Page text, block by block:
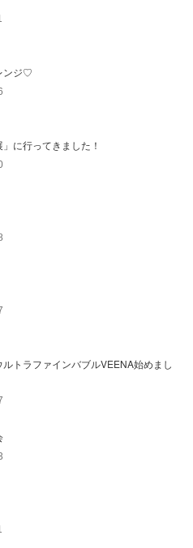
ンジ♡
」に行ってきました！
ルトラファインバブルVEENA始めまし